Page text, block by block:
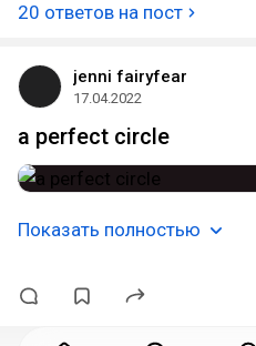
20 ответов на пост
jenni fairyfear
17.04.2022
a perfect circle
Показать полностью